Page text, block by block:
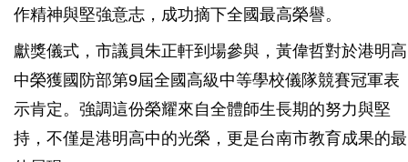
作精神與堅強意志，成功摘下全國最高榮譽。
獻獎儀式，市議員朱正軒到場參與，黃偉哲對於港明高
中榮獲國防部第9屆全國高級中等學校儀隊競賽冠軍表
示肯定。強調這份榮耀來自全體師生長期的努力與堅
持，不僅是港明高中的光榮，更是台南市教育成果的最